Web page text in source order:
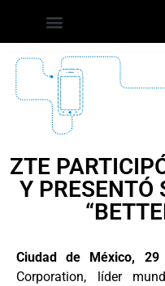
ZTE
Y PRESENTÓ
Ciudad de México,
Corporation, líder